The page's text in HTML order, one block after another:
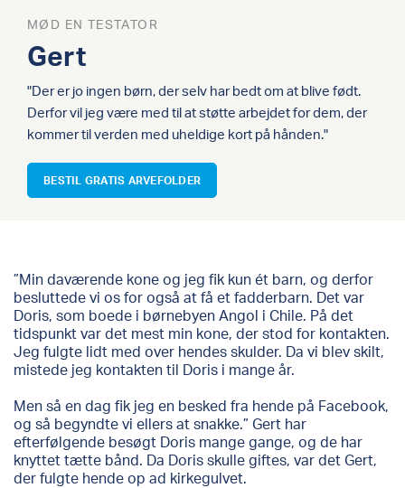
MØD EN TESTATOR
Gert
"Der er jo ingen børn, der selv har bedt om at blive født.
Derfor vil jeg være med til at støtte arbejdet for dem, der
kommer til verden med uheldige kort på hånden."
BESTIL GRATIS ARVEFOLDER
”Min daværende kone og jeg fik kun ét barn, og derfor
besluttede vi os for også at få et fadderbarn. Det var
Doris, som boede i børnebyen Angol i Chile. På det
tidspunkt var det mest min kone, der stod for kontakten.
Jeg fulgte lidt med over hendes skulder. Da vi blev skilt,
mistede jeg kontakten til Doris i mange år.
Men så en dag fik jeg en besked fra hende på Facebook,
og så begyndte vi ellers at snakke.” Gert har
efterfølgende besøgt Doris mange gange, og de har
knyttet tætte bånd. Da Doris skulle giftes, var det Gert,
der fulgte hende op ad kirkegulvet.